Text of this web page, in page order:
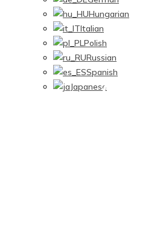
Hungarian
Italian
Polish
Russian
Spanish
JapaneseOutros